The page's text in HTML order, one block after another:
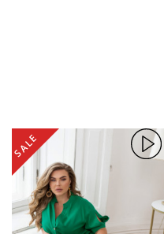
SALE